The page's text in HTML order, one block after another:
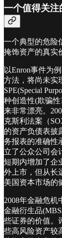
一个值得关注
一个典型的危险
掩饰资产的真实
以Enron事件为
方法，将尚未实
SPE(Special
种创造性(欺骗
来非常漂亮。
克斯利法案（
的资产负债表披
务报表的准确性
立了公众公司会
短期内增加了企
外上市，但从长
美国资本市场的
2008年金融危
金融衍生品
些证券的价值。
些高风险资产较